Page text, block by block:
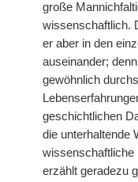
große
wissenschaftlich.
er aber in den
auseinander;
gewöhnlich
geschichtlichen
die unterhaltende
wissenschaftliche
erzählt geradezu